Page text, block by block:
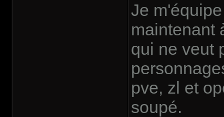
Je
maintenant
qui ne veut
pve, zl et
soupé.